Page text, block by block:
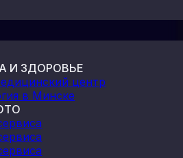
И ЗДОРОВЬЕ
центр
в Минске